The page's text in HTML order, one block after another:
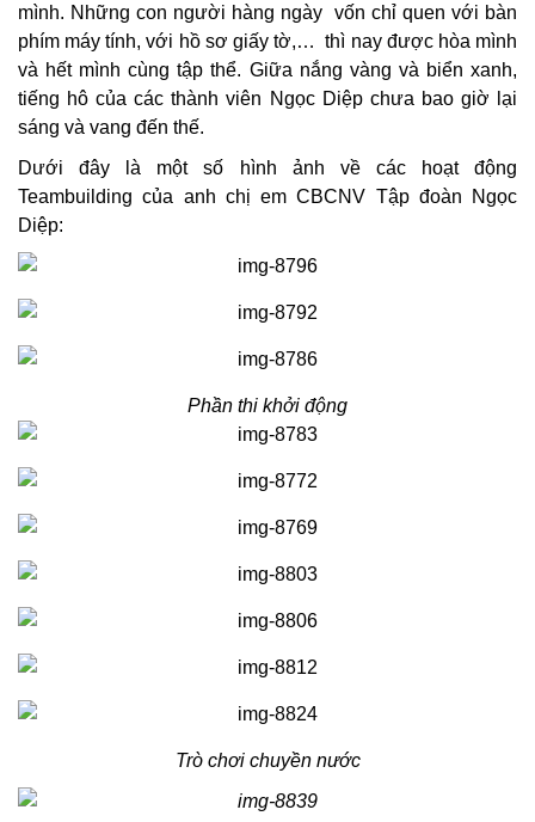
mình. Những con người hàng ngày vốn chỉ quen với bàn
phím máy tính, với hồ sơ giấy tờ,… thì nay được hòa mình
và hết mình cùng tập thể. Giữa nắng vàng và biển xanh,
tiếng hô của các thành viên Ngọc Diệp chưa bao giờ lại
sáng và vang đến thế.
Dưới đây là một số hình ảnh về các hoạt động
Teambuilding của anh chị em CBCNV Tập đoàn Ngọc
Diệp:
Phần thi khởi động
Trò chơi chuyền nước